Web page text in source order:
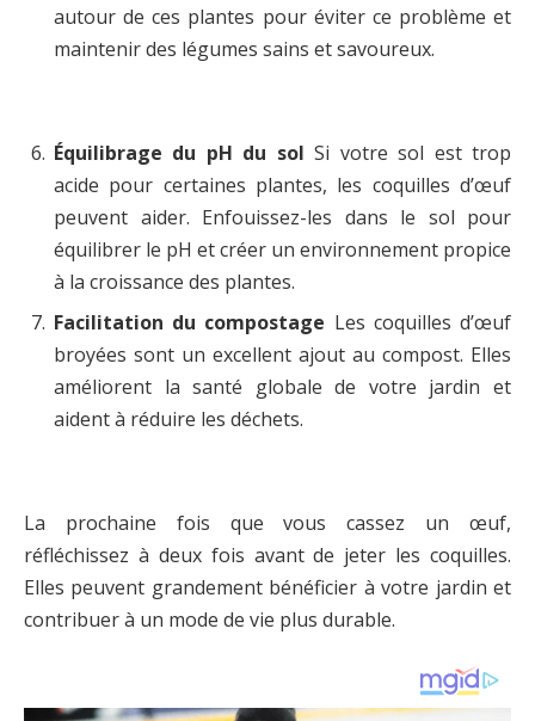
autour de ces plantes pour éviter ce problème et
maintenir des légumes sains et savoureux.
Équilibrage du pH du sol Si votre sol est trop
acide pour certaines plantes, les coquilles d’œuf
peuvent aider. Enfouissez-les dans le sol pour
équilibrer le pH et créer un environnement propice
à la croissance des plantes.
Facilitation du compostage Les coquilles d’œuf
broyées sont un excellent ajout au compost. Elles
améliorent la santé globale de votre jardin et
aident à réduire les déchets.
La prochaine fois que vous cassez un œuf,
réfléchissez à deux fois avant de jeter les coquilles.
Elles peuvent grandement bénéficier à votre jardin et
contribuer à un mode de vie plus durable.